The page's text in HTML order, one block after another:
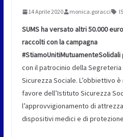
14 Aprile 2020 monica.goracci
SUMS ha versato altri 50.000
raccolti con la campagna
#StiamoUnitiMutuamenteSolidali
con il patrocinio della Segreteria
Sicurezza Sociale. L’obbiettivo
favore dell’Istituto Sicurezza
l’approvvigionamento di
dispositivi medici e di